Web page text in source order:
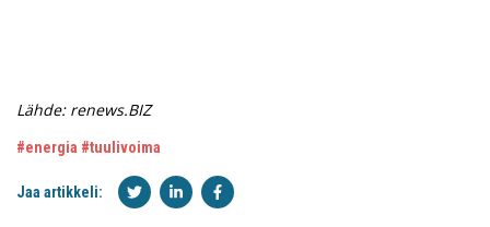
Lähde: renews.BIZ
#energia #tuulivoima
Jaa artikkeli: